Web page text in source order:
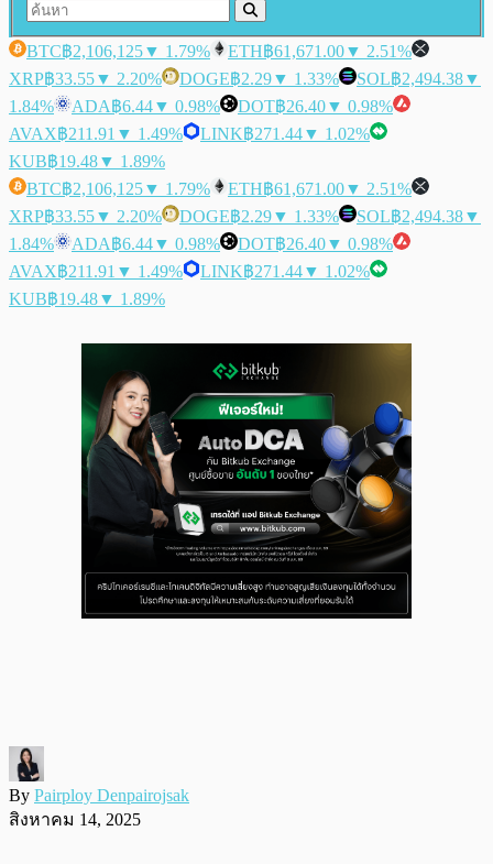
BTC฿2,106,125▼ 1.79% ETH฿61,671.00▼ 2.51%
XRP฿33.55▼ 2.20% DOGE฿2.29▼ 1.33% SOL฿2,494.38▼
1.84%
ADA฿6.44▼ 0.98% DOT฿26.40▼ 0.98%
AVAX฿211.91 ▼ 1.49% LINK฿271.44▼ 1.02%
KUB฿19.48▼ 1.89%
BTC฿2,106,125▼ 1.79% ETH฿61,671.00▼ 2.51%
XRP฿33.55▼ 2.20% DOGE฿2.29▼ 1.33% SOL฿2,494.38▼
1.84%
ADA฿6.44▼ 0.98% DOT฿26.40▼ 0.98%
AVAX฿211.91 ▼ 1.49% LINK฿271.44▼ 1.02%
KUB฿19.48▼ 1.89%
By Pairploy Denpairojsak
สิงหาคม 14, 2025